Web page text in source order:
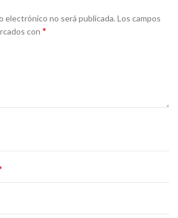
electrónico no será publicada.Los campos
con *